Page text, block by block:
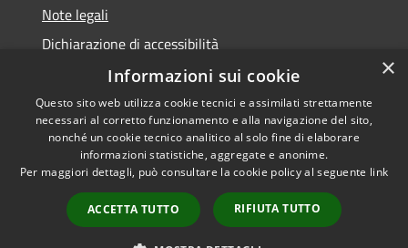
Note legali
Dichiarazione di accessibilità
Accessibilità
Privacy
Mappa del sito
Copyright © 2026 • Città di
Montecchio Maggiore •
Powered byMunicipium •
Accesso redazione
×
Informazioni sui cookie
Questo sito web utilizza cookie tecnici e assimilati strettamente
necessari al corretto funzionamento e alla navigazione del sito,
nonché un cookie tecnico analitico al solo fine di elaborare
informazioni statistiche, aggregate e anonime.
Per maggiori dettagli, può consultare la cookie policy al seguente link
ACCETTA TUTTO RIFIUTA TUTTO